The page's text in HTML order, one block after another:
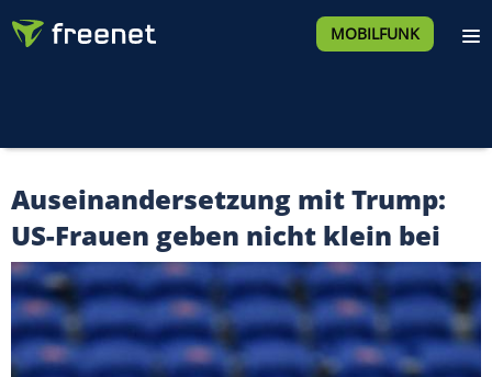
MOBILFUNK
Auseinandersetzung mit Trump:
US-Frauen geben nicht klein bei